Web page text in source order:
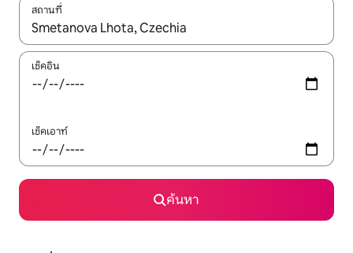
สถานที่
ใช้ลูกศรขึ้นลง หรือใช้การสัมผัสหรือปัด เพื่อสำรวจผลการค้นหา
เช็คอิน
เช็คเอาท์
ค้นหา